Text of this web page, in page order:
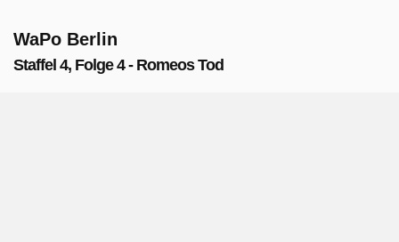
WaPo Berlin
Staffel 4, Folge 4 - Romeos Tod